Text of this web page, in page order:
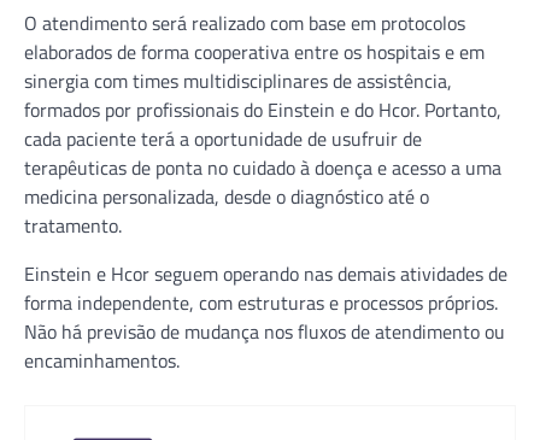
O atendimento será realizado com base em protocolos
elaborados de forma cooperativa entre os hospitais e em
sinergia com times multidisciplinares de assistência,
formados por profissionais do Einstein e do Hcor. Portanto,
cada paciente terá a oportunidade de usufruir de
terapêuticas de ponta no cuidado à doença e acesso a uma
medicina personalizada, desde o diagnóstico até o
tratamento.
Einstein e Hcor seguem operando nas demais atividades de
forma independente, com estruturas e processos próprios.
Não há previsão de mudança nos fluxos de atendimento ou
encaminhamentos.